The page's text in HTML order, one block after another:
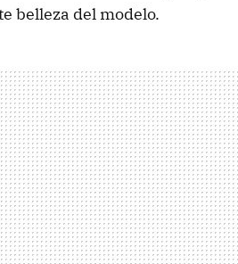
belleza del modelo.